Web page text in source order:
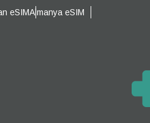
eSIMAlmanya eSIM